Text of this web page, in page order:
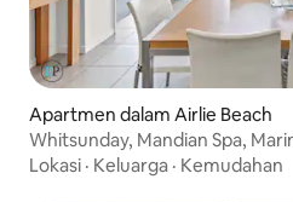
Apartmen dalam Airlie Beach
Whitsunday, Mandian Spa,
Pemandangan
Lokasi · Keluarga · Kemudahan